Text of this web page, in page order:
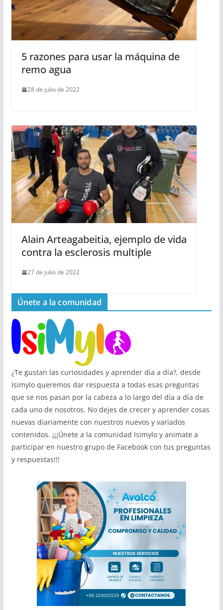
5 razones para usar la máquina de
remo agua
28 de julio de 2022
Alain Arteagabeitia, ejemplo de vida
contra la esclerosis multiple
27 de julio de 2022
Únete a la comunidad
¿Te gustan las curiosidades y aprender día a día?, desde
Isimylo queremos dar respuesta a todas esas preguntas
que se nos pasan por la cabeza a lo largo del día a día de
cada uno de nosotros. No dejes de crecer y aprender cosas
nuevas diariamente con nuestros nuevos y variados
contenidos. ¡¡¡Únete a la comunidad Isimylo y animate a
participar en nuestro grupo de Facebook con tus preguntas
y respuestas!!!